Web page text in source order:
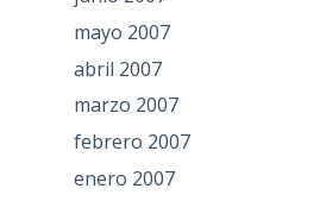
mayo 2007
abril 2007
marzo 2007
febrero 2007
enero 2007